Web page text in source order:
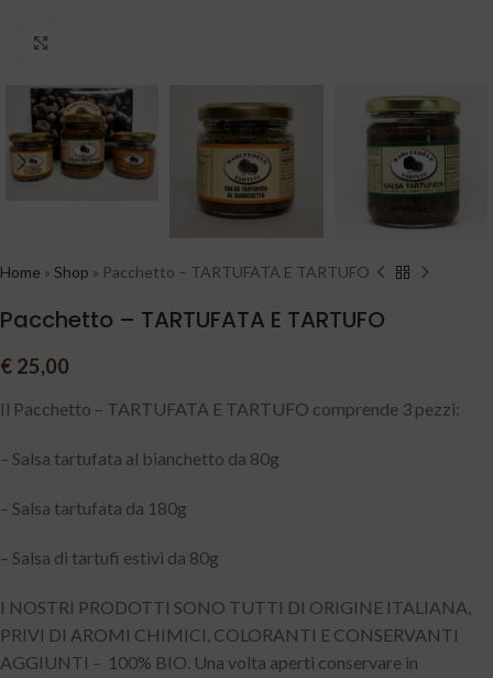
Home » Shop » Pacchetto – TARTUFATA E TARTUFO
Pacchetto – TARTUFATA E TARTUFO
€ 25,00
Il Pacchetto – TARTUFATA E TARTUFO comprende 3 pezzi:
– Salsa tartufata al bianchetto da 80g
– Salsa tartufata da 180g
– Salsa di tartufi estivi da 80g
I NOSTRI PRODOTTI SONO TUTTI DI ORIGINE ITALIANA,
PRIVI DI AROMI CHIMICI, COLORANTI E CONSERVANTI
AGGIUNTI – 100% BIO. Una volta aperti conservare in